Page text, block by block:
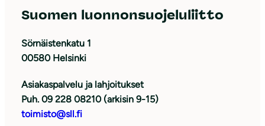
Suomen luonnonsuojeluliitto
Sörnäistenkatu 1
00580 Helsinki
Asiakaspalvelu ja lahjoitukset
Puh. 09 228 08210 (arkisin 9-15)
toimisto@sll.fi